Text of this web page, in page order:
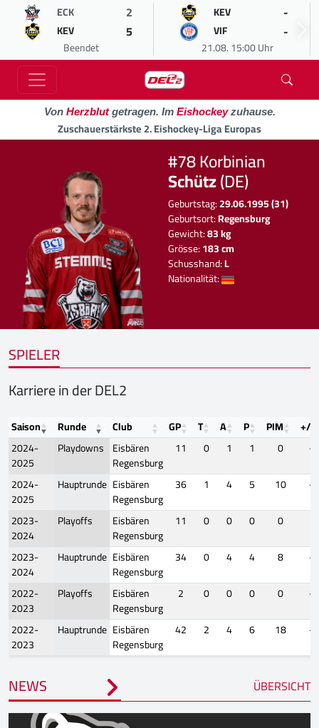
ECK 2
KEV 5
Beendet
KEV -
VIF -
21.08. 15:00 Uhr
Von Herzblutgetragen. Im Eishockeyzuhause.
Zuschauerstärkste 2. Eishockey-Liga Europas
#78 Korbinian
Schütz(DE)
Geburtstag:29.06.1995 (31)
Geburtsort:Regensburg
Gewicht:83 kg
Grösse:183 cm
Schusshand:L
Nationalität:
SPIELER
Karriere in der DEL2
Saison Runde Club GP T A P PIM
+/-
2024-
2025
Playdowns Eisbären
Regensburg
11 0 1 1 0
-1
2024-
2025
Hauptrunde Eisbären
Regensburg
36 1 4 5 10
-9
2023-
2024
Playoffs
Eisbären
Regensburg
11 0 0 0 0
2023-
2024
Hauptrunde Eisbären
Regensburg
34 0 4 4 8
-4
2022-
2023
Playoffs
Eisbären
Regensburg
2 0 0 0 0
-2
2022-
2023
Hauptrunde Eisbären
Regensburg
42 2 4 6 18 -4
NEWS ÜBERSICHT